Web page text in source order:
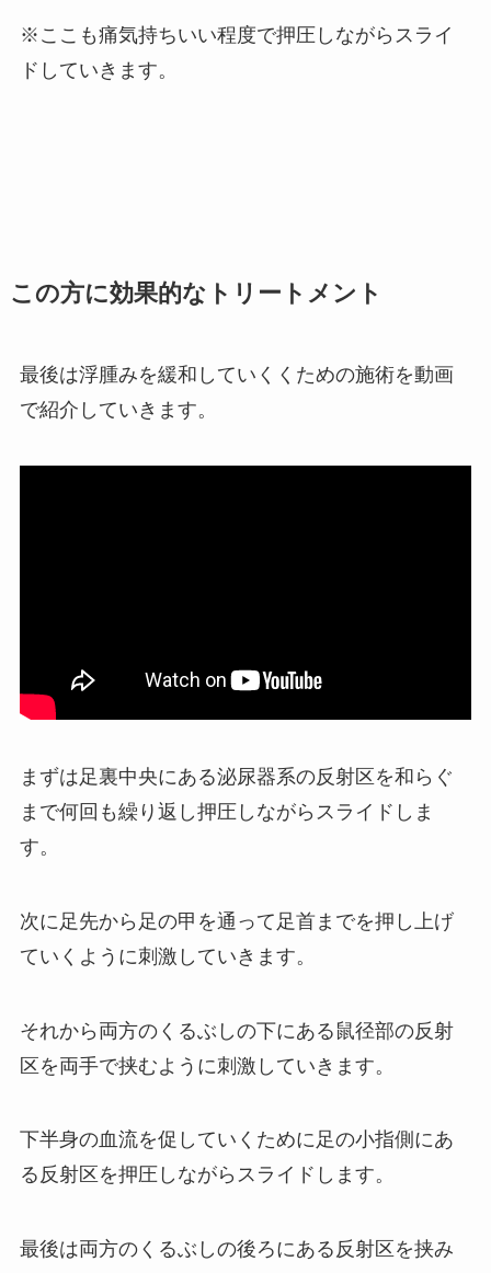
※ここも痛気持ちいい程度で押圧しながらスライ
ドしていきます。
この方に効果的なトリートメント
最後は浮腫みを緩和していくくための施術を動画
で紹介していきます。
まずは足裏中央にある泌尿器系の反射区を和らぐ
まで何回も繰り返し押圧しながらスライドしま
す。
次に足先から足の甲を通って足首までを押し上げ
ていくように刺激していきます。
それから両方のくるぶしの下にある鼠径部の反射
区を両手で挟むように刺激していきます。
下半身の血流を促していくために足の小指側にあ
る反射区を押圧しながらスライドします。
最後は両方のくるぶしの後ろにある反射区を挟み